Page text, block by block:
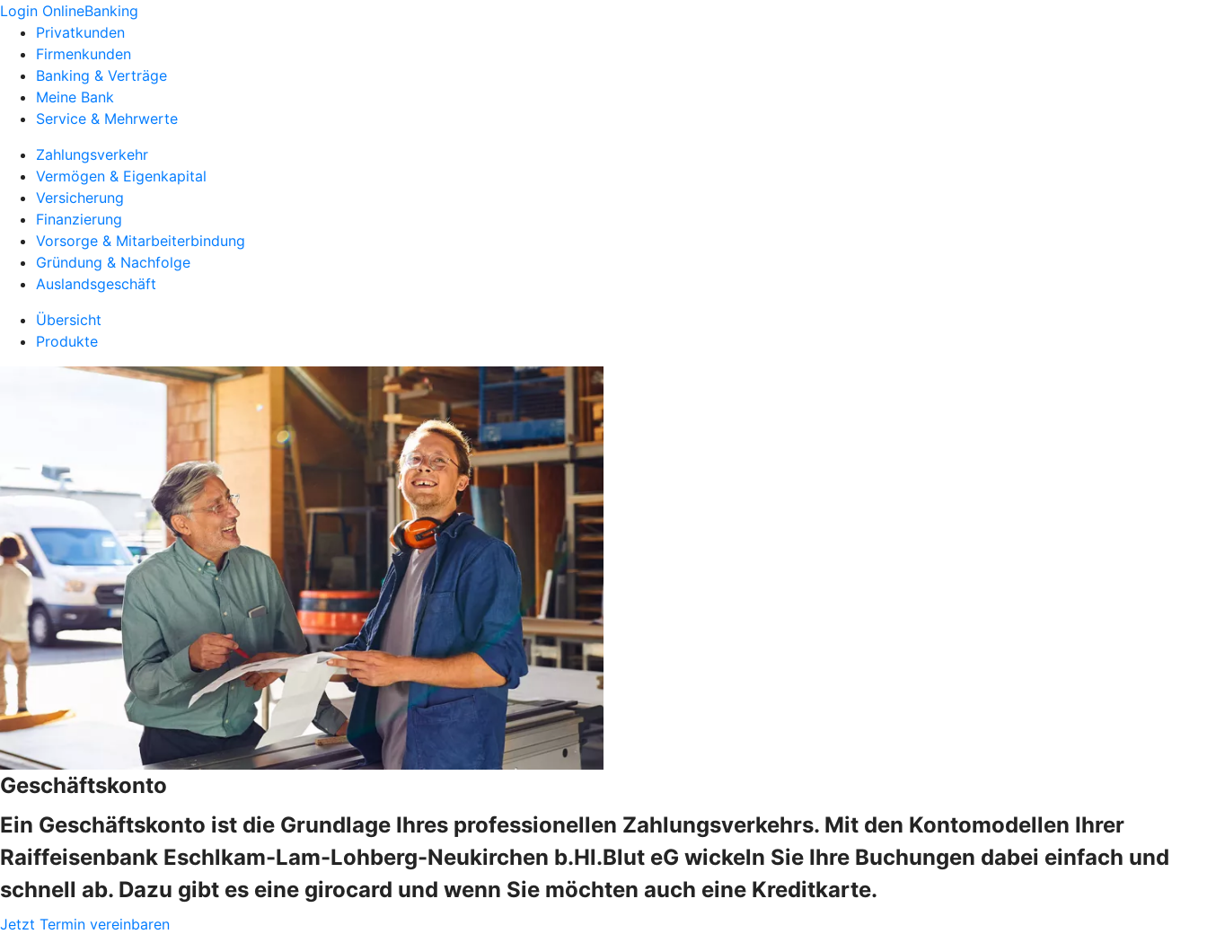
Login OnlineBanking
Privatkunden
Firmenkunden
Banking & Verträge
Meine Bank
Service & Mehrwerte
Zahlungsverkehr
Vermögen & Eigenkapital
Versicherung
Finanzierung
Vorsorge & Mitarbeiterbindung
Gründung & Nachfolge
Auslandsgeschäft
Übersicht
Produkte
Geschäftskonto
Ein Geschäftskonto ist die Grundlage Ihres professionellen Zahlungsverkehrs. Mit den Kontomodellen Ihrer
Raiffeisenbank Eschlkam-Lam-Lohberg-Neukirchen b.Hl.Blut eG wickeln Sie Ihre Buchungen dabei einfach und
schnell ab. Dazu gibt es eine girocard und wenn Sie möchten auch eine Kreditkarte.
Jetzt Termin vereinbaren